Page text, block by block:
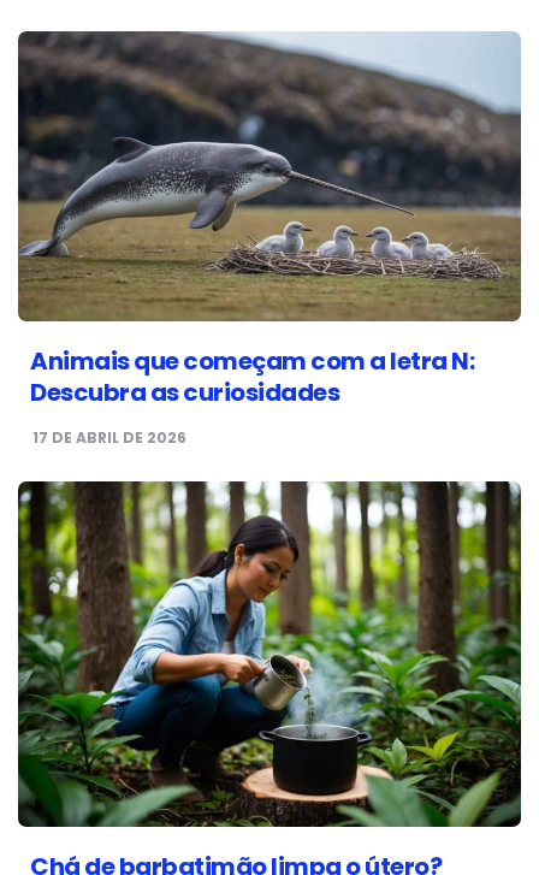
Animais que começam com a letra N:
Descubra as curiosidades
17 DE ABRIL DE 2026
Chá de barbatimão limpa o útero?